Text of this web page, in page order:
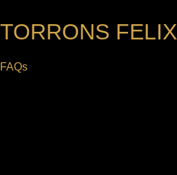
TORRONS FELIX
FAQs